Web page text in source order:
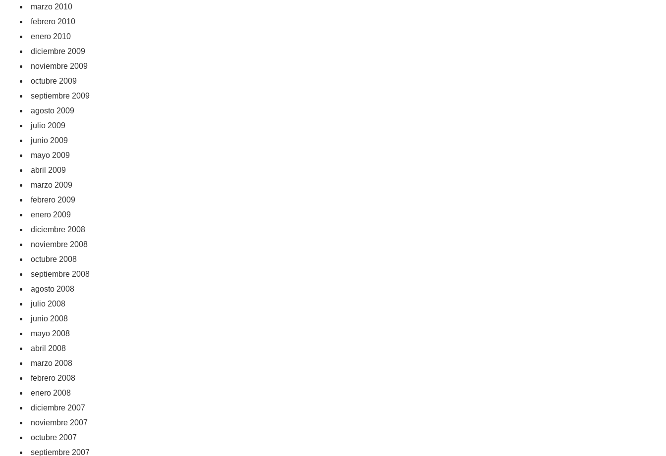
marzo 2010
febrero 2010
enero 2010
diciembre 2009
noviembre 2009
octubre 2009
septiembre 2009
agosto 2009
julio 2009
junio 2009
mayo 2009
abril 2009
marzo 2009
febrero 2009
enero 2009
diciembre 2008
noviembre 2008
octubre 2008
septiembre 2008
agosto 2008
julio 2008
junio 2008
mayo 2008
abril 2008
marzo 2008
febrero 2008
enero 2008
diciembre 2007
noviembre 2007
octubre 2007
septiembre 2007